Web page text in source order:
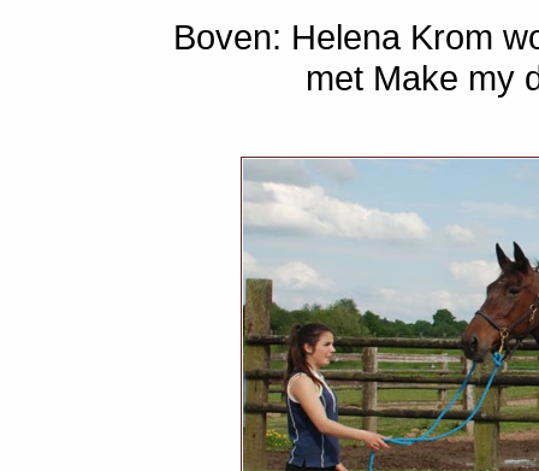
Boven: Helena Krom
met Make my